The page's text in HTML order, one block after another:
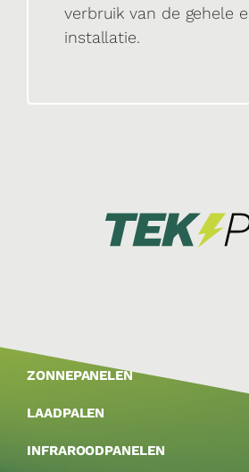
verbruik van de gehele
installatie.
ZONNEPANELEN
LAADPALEN
INFRAROODPANELEN